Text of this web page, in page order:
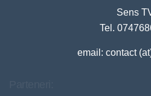
Sens
Tel.
email: contact